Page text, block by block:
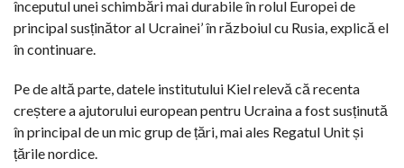
începutul unei schimbări mai durabile în rolul Europei de
principal susținător al Ucrainei’ în războiul cu Rusia, explică el
în continuare.
Pe de altă parte, datele institutului Kiel relevă că recenta
creștere a ajutorului european pentru Ucraina a fost susținută
în principal de un mic grup de țări, mai ales Regatul Unit și
țările nordice.